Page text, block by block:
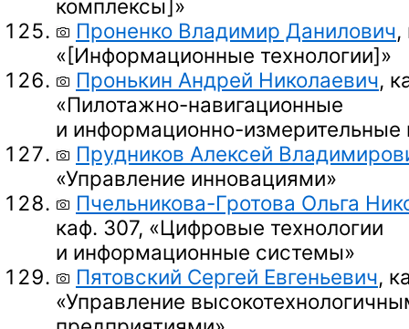
комплексы]»
Проненко Владимир Данилович,
«[Информационные технологии]»
Пронькин Андрей Николаевич,
«Пилотажно-навигационные
и информационно-измерительные
Прудников Алексей
«Управление инновациями»
Пчельникова-Гротова Ольга
каф. 307, «Цифровые технологии
и информационные системы»
Пятовский Сергей Евгеньевич,
«Управление